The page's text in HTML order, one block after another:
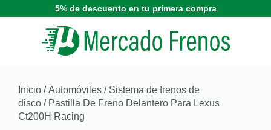
5% de descuento en tu primera compra
Inicio /Automóviles / Sistema de frenos de
disco / Pastilla De Freno Delantero Para Lexus
Ct200H Racing